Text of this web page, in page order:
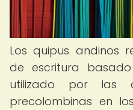
Los quipus andinos
de escritura
utilizado por las
precolombinas en